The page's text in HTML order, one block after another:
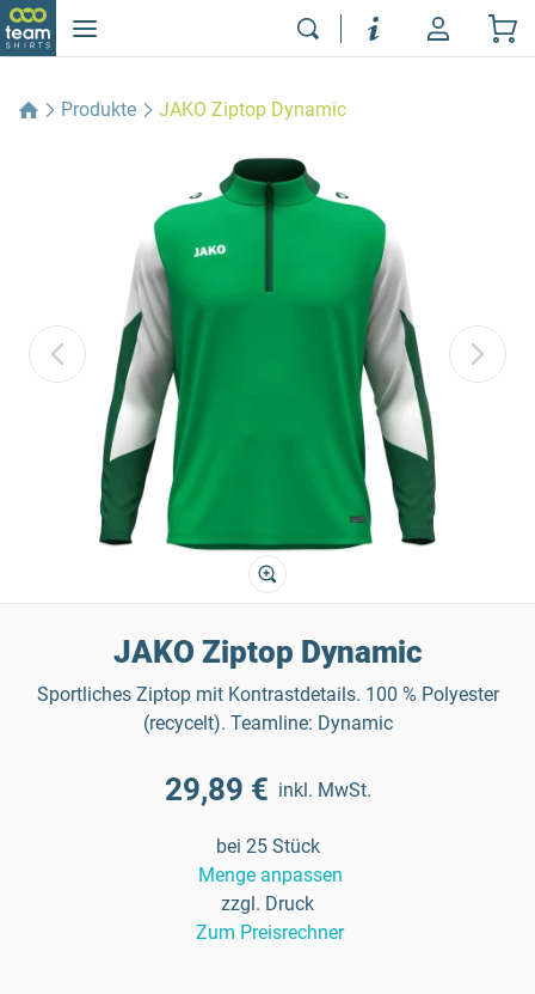
Produkte JAKO Ziptop Dynamic
JAKO Ziptop Dynamic
Sportliches Ziptop mit Kontrastdetails. 100 % Polyester
(recycelt). Teamline: Dynamic
29,89 € inkl. MwSt.
bei 25 Stück
Menge anpassen
zzgl. Druck
Zum Preisrechner